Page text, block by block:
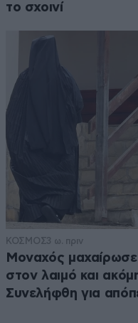
το σχοινί
ΚΟΣΜΟΣ3 ω. πριν
Μοναχός
στον λαιμό και
Συνελήφθη για